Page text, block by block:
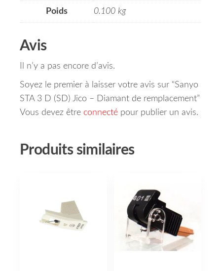
Poids 0.100 kg
Avis
Il n’y a pas encore d’avis.
Soyez le premier à laisser votre avis sur “Sanyo
STA 3 D (SD) Jico – Diamant de remplacement”
Vous devez être connecté pour publier un avis.
Produits similaires